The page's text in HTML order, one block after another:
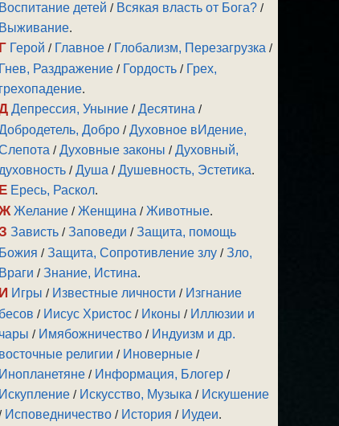
Воспитание детей / Всякая власть от Бога? /
Выживание.
Г Герой / Главное / Глобализм, Перезагрузка /
Гнев, Раздражение / Гордость / Грех,
грехопадение.
Депрессия, Уныние /Десятина /
Добро /Духовное вИдение,
/Духовные законы /Духовный,
духовность /Душа /Душевность, Эстетика.
Е Ересь, Раскол.
Желание /Женщина /Животные.
Зависть /Заповеди /Защита, помощь
Божия /Защита, Сопротивление злу /Зло,
Враги /Знание, Истина.
И Игры / Известные личности / Изгнание
бесов / Иисус Христос / Иконы / Иллюзии и
чары / Имябожничество / Индуизм и др.
восточные религии / Иноверные /
Инопланетяне / Информация, Блогер /
Искупление / Искусство, Музыка / Искушение
Исповедничество / История / Иудеи.